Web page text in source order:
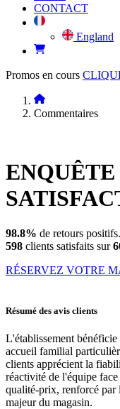
CONTACT
England
Promos en cours
Commentaires
ENQUÊTE
98.8% de retours positifs.
598 clients satisfaits sur
RÉSERVEZ VOTRE
Résumé des avis clients
L'établissement
accueil familial
clients apprécient la
réactivité de l'équipe
qualité-prix, renforcé par
majeur du magasin.